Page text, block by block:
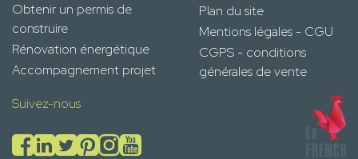
Obtenir un permis de
construire
Rénovation énergétique
Accompagnement projet
Plan du site
Mentions légales - CGU
CGPS - conditions
générales de vente
Suivez-nous